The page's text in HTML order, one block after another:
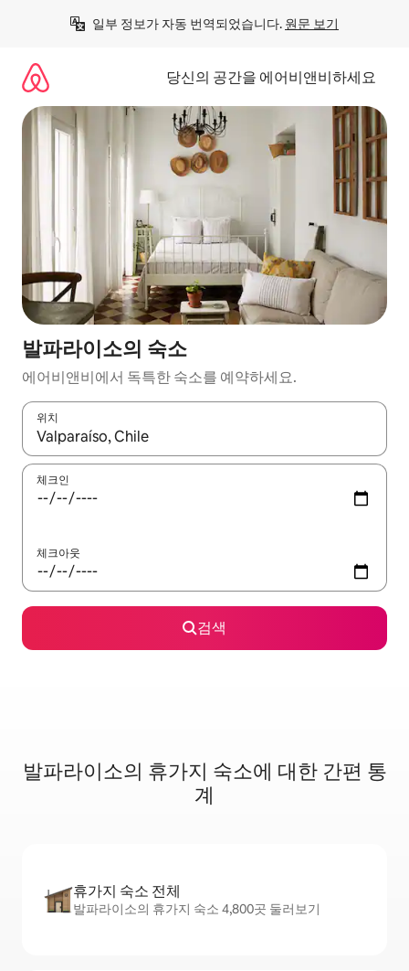
일부 정보가 자동 번역되었습니다. 원문 보기
당신의 공간을 에어비앤비하세요
발파라이소의 숙소
에어비앤비에서 독특한 숙소를 예약하세요.
위치
결과가 나오면 위·아래 화살표 키를 사용하거나 터치 또는 스와이
체크인
체크아웃
검색
발파라이소의 휴가지 숙소에 대한 간편 통
계
휴가지 숙소 전체
발파라이소의 휴가지 숙소 4,800곳 둘러보기